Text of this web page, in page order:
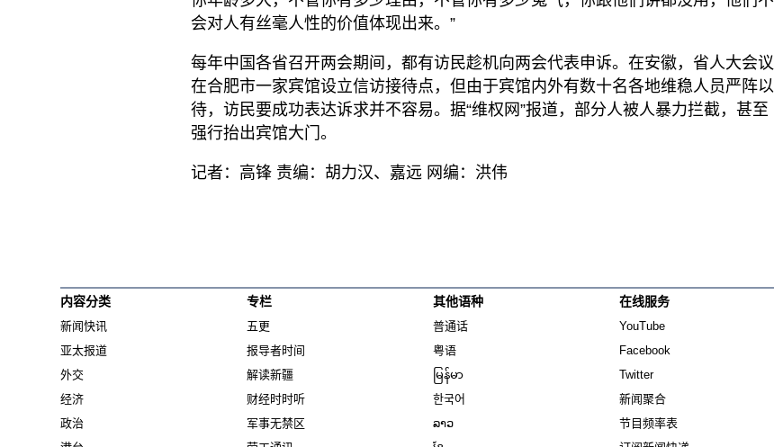
会对人有丝毫人性的价值体现出来。”
每年中国各省召开两会期间，都有访民趁机向两会代表申诉。在安徽，省人大会议
在合肥市一家宾馆设立信访接待点，但由于宾馆内外有数十名各地维稳人员严阵以
待，访民要成功表达诉求并不容易。据“维权网”报道，部分人被人暴力拦截，甚至
强行抬出宾馆大门。
记者：高锋 责编：胡力汉、嘉远 网编：洪伟
内容分类
新闻快讯
亚太报道
外交
经济
政治
专栏
五更
报导者时间
解读新疆
财经时时听
军事无禁区
其他语种
普通话
粤语
မြန်မာ
한국어
ລາວ
在线服务
YouTube
Facebook
Twitter
新闻聚合
节目频率表